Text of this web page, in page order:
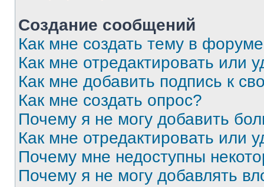
Создание сообщений
Как мне создать тему в
Как мне отредактировать или
Как мне добавить подпись к
Как мне создать опрос?
Почему я не могу добавить
Как мне отредактировать или
Почему мне недоступны
Почему я не могу добавлять